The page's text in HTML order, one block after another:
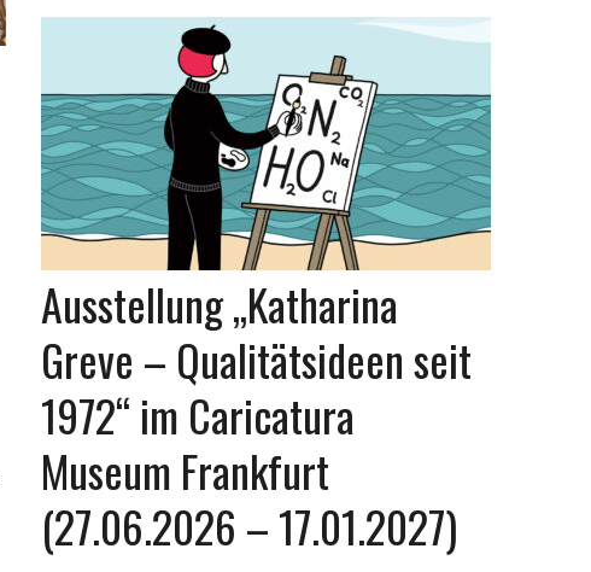
Ausstellung „Katharina
Greve – Qualitätsideen seit
1972“ im Caricatura
Museum Frankfurt
(27.06.2026 – 17.01.2027)